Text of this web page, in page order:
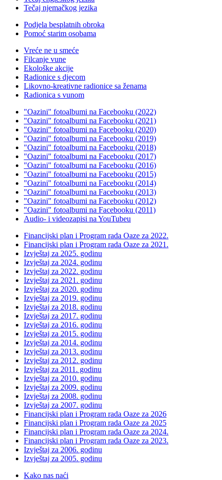
Tečaj njemačkog jezika
Podjela besplatnih obroka
Pomoć starim osobama
Vreće ne u smeće
Filcanje vune
Ekološke akcije
Radionice s djecom
Likovno-kreativne radionice sa ženama
Radionica s vunom
"Oazini" fotoalbumi na Facebooku (2022)
"Oazini" fotoalbumi na Facebooku (2021)
"Oazini" fotoalbumi na Facebooku (2020)
"Oazini" fotoalbumi na Facebooku (2019)
"Oazini" fotoalbumi na Facebooku (2018)
"Oazini" fotoalbumi na Facebooku (2017)
"Oazini" fotoalbumi na Facebooku (2016)
"Oazini" fotoalbumi na Facebooku (2015)
"Oazini" fotoalbumi na Facebooku (2014)
"Oazini" fotoalbumi na Facebooku (2013)
"Oazini" fotoalbumi na Facebooku (2012)
"Oazini" fotoalbumi na Facebooku (2011)
Audio- i videozapisi na YouTubeu
Financijski plan i Program rada Oaze za 2022.
Financijski plan i Program rada Oaze za 2021.
Izvještaj za 2025. godinu
Izvještaj za 2024. godinu
Izvještaj za 2022. godinu
Izvještaj za 2021. godinu
Izvještaj za 2020. godinu
Izvještaj za 2019. godinu
Izvještaj za 2018. godinu
Izvještaj za 2017. godinu
Izvještaj za 2016. godinu
Izvještaj za 2015. godinu
Izvještaj za 2014. godinu
Izvještaj za 2013. godinu
Izvještaj za 2012. godinu
Izvještaj za 2011. godinu
Izvještaj za 2010. godinu
Izvještaj za 2009. godinu
Izvještaj za 2008. godinu
Izvještaj za 2007. godinu
Financijski plan i Program rada Oaze za 2026
Financijski plan i Program rada Oaze za 2025
Financijski plan i Program rada Oaze za 2024.
Financijski plan i Program rada Oaze za 2023.
Izvještaj za 2006. godinu
Izvještaj za 2005. godinu
Kako nas naći